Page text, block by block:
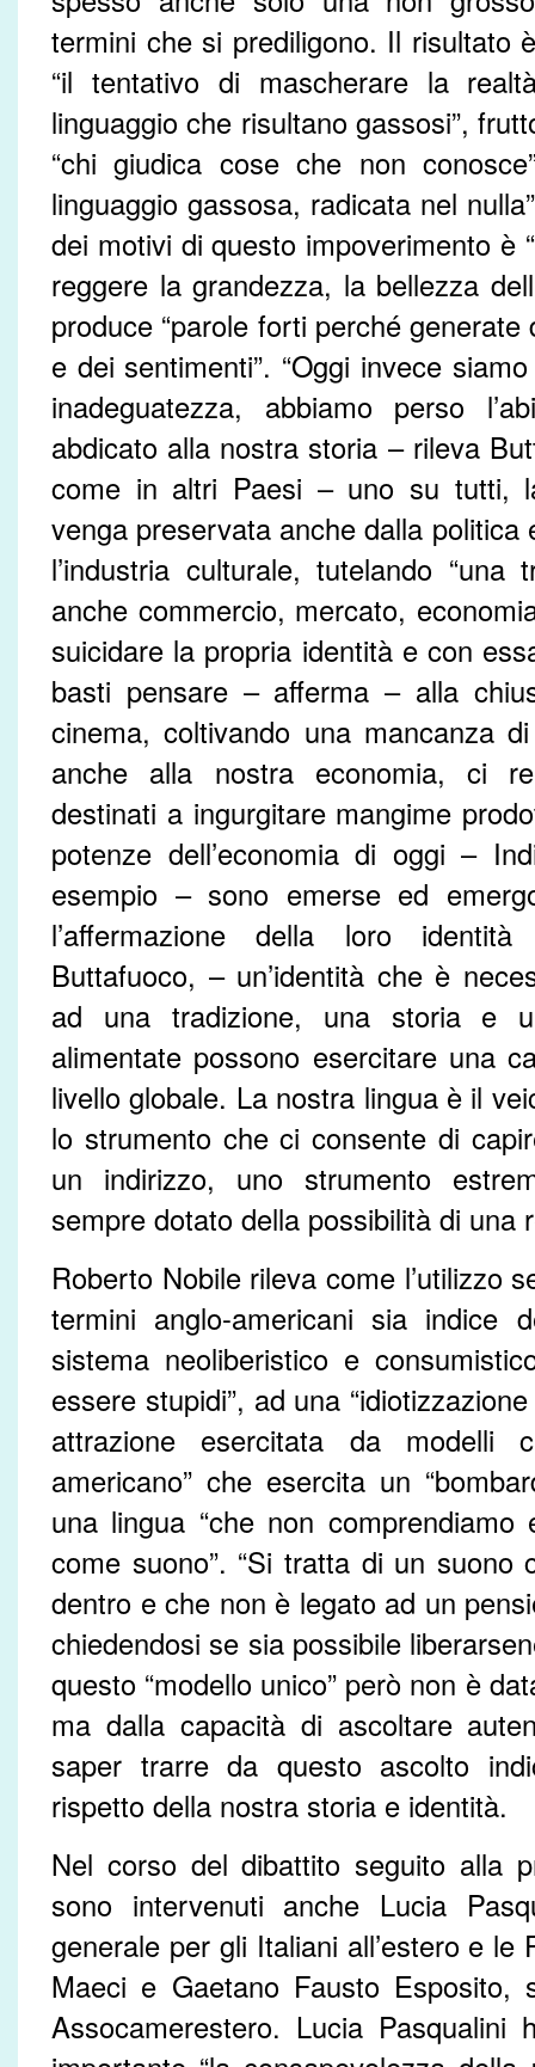
termini che si prediligono. Il risultato
“il tentativo di mascherare la
linguaggio che risultano gassosi”,
“chi giudica cose che non
linguaggio gassosa, radicata nel
dei motivi di questo impoverimento è
reggere la grandezza, la bellezza
produce “parole forti perché
e dei sentimenti”. “Oggi invece
inadeguatezza, abbiamo perso
abdicato alla nostra storia – rileva
come in altri Paesi – uno su tutti,
venga preservata anche dalla politica
l’industria culturale, tutelando “una
anche commercio, mercato,
suicidare la propria identità e con
basti pensare – afferma – alla
cinema, coltivando una mancanza
anche alla nostra economia, ci
destinati a ingurgitare mangime
potenze dell’economia di oggi –
esempio – sono emerse ed
l’affermazione della loro
Buttafuoco, – un’identità che è
ad una tradizione, una storia e
alimentate possono esercitare una
livello globale. La nostra lingua è il
lo strumento che ci consente di
un indirizzo, uno strumento
sempre dotato della possibilità di una
Roberto Nobile rileva come l’utilizzo
termini anglo-americani sia indice
sistema neoliberistico e
essere stupidi”, ad una
attrazione esercitata da modelli
americano” che esercita un
una lingua “che non comprendiamo
come suono”. “Si tratta di un suono
dentro e che non è legato ad un
chiedendosi se sia possibile
questo “modello unico” però non è
ma dalla capacità di ascoltare
saper trarre da questo ascolto
rispetto della nostra storia e identità.
Nel corso del dibattito seguito alla
sono intervenuti anche Lucia
generale per gli Italiani all’estero e le
Maeci e Gaetano Fausto Esposito,
Assocamerestero. Lucia Pasqualini